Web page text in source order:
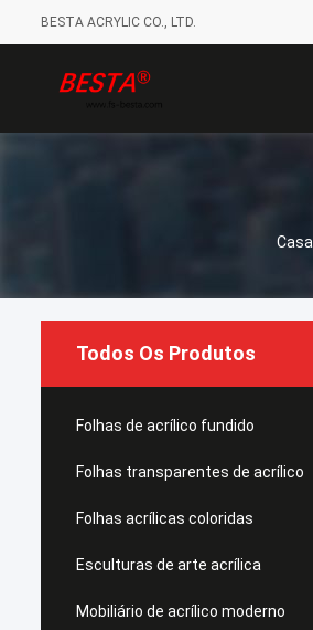
BESTA ACRYLIC CO., LTD.
Casa
Todos Os Produtos
Folhas de acrílico fundido
Folhas transparentes de acrílico
Folhas acrílicas coloridas
Esculturas de arte acrílica
Mobiliário de acrílico moderno